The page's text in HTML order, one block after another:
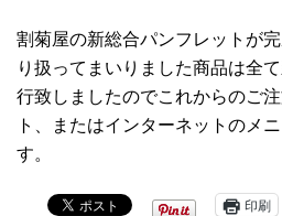
割菊屋の新総合パンフレットが
り扱ってまいりました商品は全
行致しましたのでこれからのご
ト、またはインターネットのメ
す。
印刷